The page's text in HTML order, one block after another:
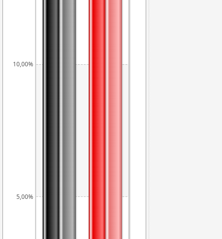
5,00%
10,00%
6,11%